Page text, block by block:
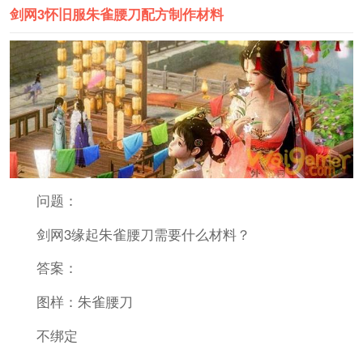
剑网3怀旧服朱雀腰刀配方制作材料
问题：
剑网3缘起朱雀腰刀需要什么材料？
答案：
图样：朱雀腰刀
不绑定